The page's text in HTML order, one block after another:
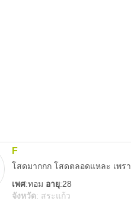
F
โสดมากกก โสดตลอดแหละ เพร
เพศ:ทอม อายุ:28
จังหวัด: สระแก้ว